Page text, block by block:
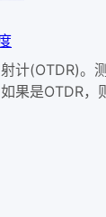
计(OTDR)
果是OTDR